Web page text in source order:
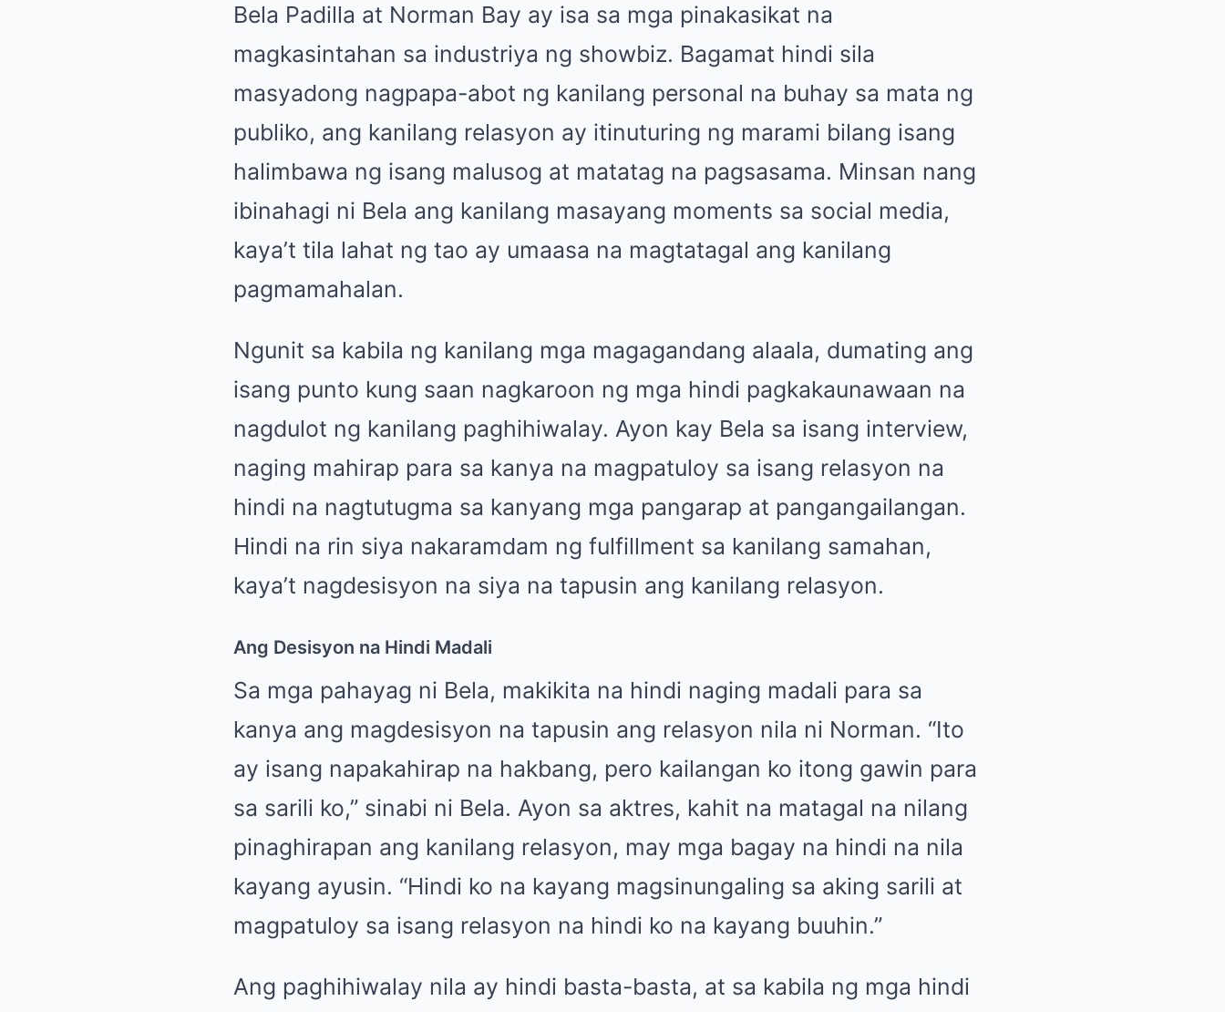
Bela Padilla at Norman Bay ay isa sa mga pinakasikat na
magkasintahan sa industriya ng showbiz. Bagamat hindi sila
masyadong nagpapa-abot ng kanilang personal na buhay sa mata ng
publiko, ang kanilang relasyon ay itinuturing ng marami bilang isang
halimbawa ng isang malusog at matatag na pagsasama. Minsan nang
ibinahagi ni Bela ang kanilang masayang moments sa social media,
kaya’t tila lahat ng tao ay umaasa na magtatagal ang kanilang
pagmamahalan.
Ngunit sa kabila ng kanilang mga magagandang alaala, dumating ang
isang punto kung saan nagkaroon ng mga hindi pagkakaunawaan na
nagdulot ng kanilang paghihiwalay. Ayon kay Bela sa isang interview,
naging mahirap para sa kanya na magpatuloy sa isang relasyon na
hindi na nagtutugma sa kanyang mga pangarap at pangangailangan.
Hindi na rin siya nakaramdam ng fulfillment sa kanilang samahan,
kaya’t nagdesisyon na siya na tapusin ang kanilang relasyon.
Ang Desisyon na Hindi Madali
Sa mga pahayag ni Bela, makikita na hindi naging madali para sa
kanya ang magdesisyon na tapusin ang relasyon nila ni Norman. “Ito
ay isang napakahirap na hakbang, pero kailangan ko itong gawin para
sa sarili ko,” sinabi ni Bela. Ayon sa aktres, kahit na matagal na nilang
pinaghirapan ang kanilang relasyon, may mga bagay na hindi na nila
kayang ayusin. “Hindi ko na kayang magsinungaling sa aking sarili at
magpatuloy sa isang relasyon na hindi ko na kayang buuhin.”
Ang paghihiwalay nila ay hindi basta-basta, at sa kabila ng mga hindi